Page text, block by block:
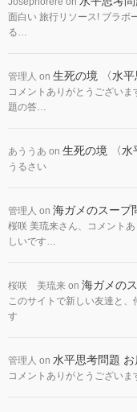
面白い 旅行リソース! ブラボ
る…
管理人 on 生死の境 〈水平
コメントありがとうござい
題の答…
あううあ on 生死の境 〈水
うるさい
管理人 on 海ガメのスープ
桜咲 美琉来さん、コメント
しいです…
桜咲 美琉来 on 海ガメの
このサイトで新しい友達と
す
管理人 on 水平思考問題
コメントありがとうございま